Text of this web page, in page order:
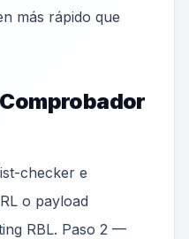
más rápido que
checker e
o payload
RBL. Paso 2 —